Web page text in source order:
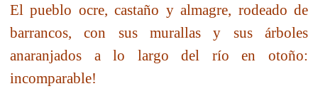
El pueblo ocre, castaño y almagre, rodeado de
barrancos, con sus murallas y sus árboles
anaranjados a lo largo del río en otoño:
incomparable!